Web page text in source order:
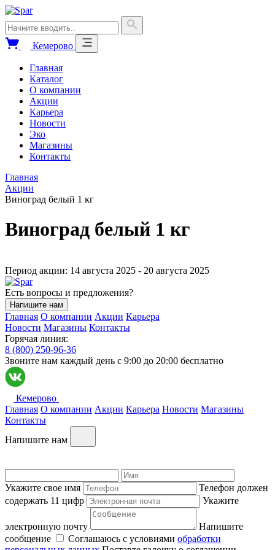
Кемерово
Главная
Каталог
О компании
Акции
Карьера
Новости
Эко
Магазины
Контакты
Главная
Акции
Виноград белый 1 кг
Виноград белый 1 кг
Период акции: 14 августа 2025 - 20 августа 2025
Есть вопросы и предложения?
Напишите нам
Главная О компании Акции Карьера
Новости Магазины Контакты
Горячая линия:
8 (800) 250-96-36
Звоните нам каждый день c 9:00 до 20:00 бесплатно
Кемерово
Главная О компании Акции Карьера Новости Магазины
Контакты
Напишите нам
Укажите свое имя
Телефон должен
содержать 11 цифр
Укажите
электронную почту
Напишите
сообщение
Соглашаюсь с условиями обработки